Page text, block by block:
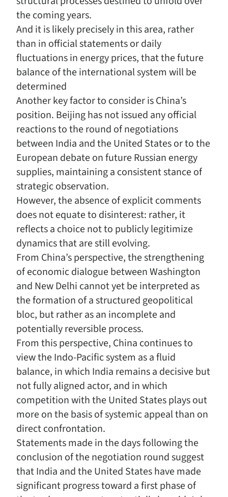
the coming years.
And it is likely precisely in this area, rather
than in official statements or daily
fluctuations in energy prices, that the future
balance of the international system will be
determined
Another key factor to consider is China’s
position. Beijing has not issued any official
reactions to the round of negotiations
between India and the United States or to the
European debate on future Russian energy
supplies, maintaining a consistent stance of
strategic observation.
However, the absence of explicit comments
does not equate to disinterest: rather, it
reflects a choice not to publicly legitimize
dynamics that are still evolving.
From China’s perspective, the strengthening
of economic dialogue between Washington
and New Delhi cannot yet be interpreted as
the formation of a structured geopolitical
bloc, but rather as an incomplete and
potentially reversible process.
From this perspective, China continues to
view the Indo-Pacific system as a fluid
balance, in which India remains a decisive but
not fully aligned actor, and in which
competition with the United States plays out
more on the basis of systemic appeal than on
direct confrontation.
Statements made in the days following the
conclusion of the negotiation round suggest
that India and the United States have made
significant progress toward a first phase of